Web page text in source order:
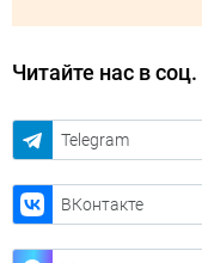
Читайте нас в соц.
Telegram
ВКонтакте